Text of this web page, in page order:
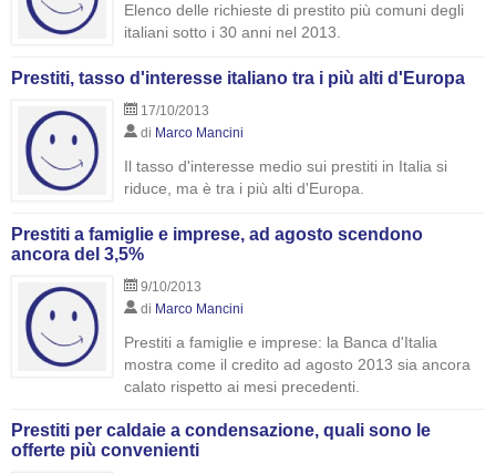
Elenco delle richieste di prestito più comuni degli
italiani sotto i 30 anni nel 2013.
Prestiti, tasso d'interesse italiano tra i più alti d'Europa
17/10/2013
di Marco Mancini
Il tasso d'interesse medio sui prestiti in Italia si
riduce, ma è tra i più alti d'Europa.
Prestiti a famiglie e imprese, ad agosto scendono
ancora del 3,5%
9/10/2013
di Marco Mancini
Prestiti a famiglie e imprese: la Banca d'Italia
mostra come il credito ad agosto 2013 sia ancora
calato rispetto ai mesi precedenti.
Prestiti per caldaie a condensazione, quali sono le
offerte più convenienti